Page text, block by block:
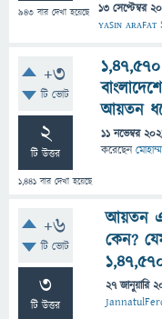
943 বার দেখা হয়েছে 13 সেপ্টেম্বর
ʏᴀꜱɪɴ ᴀʀᴀꜰᴀᴛ
+3
টি ভোট
2
টি উত্তর
1,441 বার দেখা হয়েছে
১,৪৭,৫৭০
আয়তন
11 নভেম্বর
করেছেন
+6
টি ভোট
3
টি উত্তর
আয়তন
কেন?
27 জানুয়ারি